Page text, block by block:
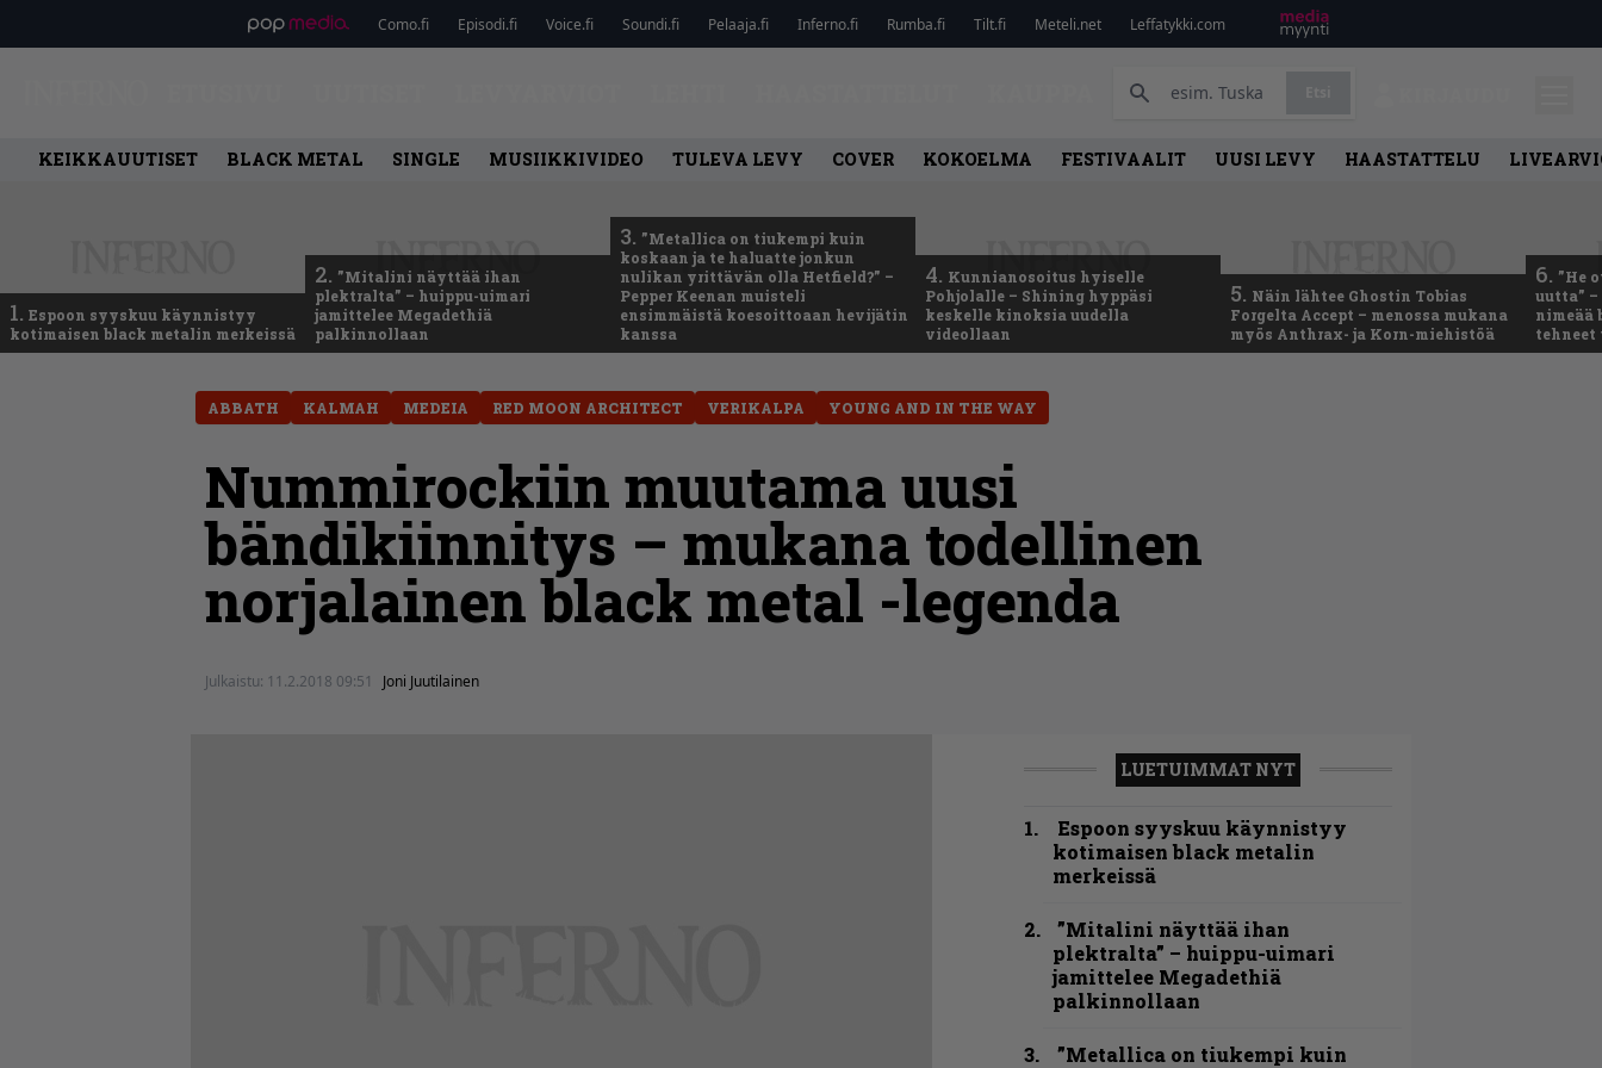
Como.fi Episodi.fi Voice.fi Soundi.fi Pelaaja.fi Inferno.fi Rumba.fi Tilt.fi Meteli.net Leffatykki.com
KEIKKAUUTISET BLACK METAL SINGLE MUSIIKKIVIDEO TULEVA LEVY COVER KOKOELMA FESTIVAALIT UUSI LEVY HAASTATTELU
1. Espoon syyskuu käynnistyy
kotimaisen black metalin merkeissä
2. ”Mitalini näyttää ihan
plektralta” – huippu-uimari
jamittelee Megadethiä
palkinnollaan
3. ”Metallica on tiukempi kuin
koskaan ja te haluatte jonkun
nulikan yrittävän olla Hetfield?” –
Pepper Keenan muisteli
ensimmäistä koesoittoaan hevijätin
kanssa
4. Kunnianosoitus hyiselle
Pohjolalle – Shining hyppäsi
keskelle kinoksia uudella
videollaan
5. Näin lähtee Ghostin Tobias
Forgelta Accept – menossa mukana
myös Anthrax- ja Korn-miehistöä
6. ”He
uutta”
nimeää
ABBATH KALMAH MEDEIA RED MOON ARCHITECT VERIKALPA YOUNG AND IN THE WAY
Nummirockiin muutama uusi
bändikiinnitys – mukana todellinen
norjalainen black metal -legenda
Julkaistu: 11.2.2018 09:51 Joni Juutilainen
LUETUIMMAT NYT
Espoon syyskuu käynnistyy
kotimaisen black metalin
merkeissä
”Mitalini näyttää ihan
plektralta” – huippu-uimari
jamittelee Megadethiä
palkinnollaan
”Metallica on tiukempi kuin